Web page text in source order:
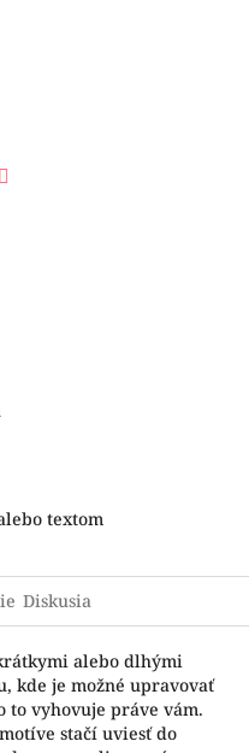
textom
Diskusia
alebo dlhými
kde je možné upravovať
to vyhovuje práve vám.
stačí uviesť do